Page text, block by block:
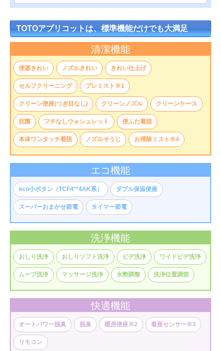
TOTOアプリコットは、標準機能だけでも大満足
清潔機能
便器きれい ノズルきれい きれい仕上げ
セルフクリーニング プレミスト※1
クリーン便座(つぎ目なし) クリーンノズル クリーンケース
抗菌 フチなしウォシュレット 便ふた着脱
本体ワンタッチ着脱 ノズルそうじ お掃除ミスト※4
エコ機能
eco小ボタン（TCF4**4AK系） ダブル保温便座
スーパーおまかせ節電 タイマー節電
洗浄機能
おしり洗浄 おしりソフト洗浄 ビデ洗浄 ワイドビデ洗浄
ムーブ洗浄 マッサージ洗浄 水勢調整 洗浄位置調節
快適機能
オートパワー脱臭 脱臭 暖房便座※2 着座センサー※3
リモコン